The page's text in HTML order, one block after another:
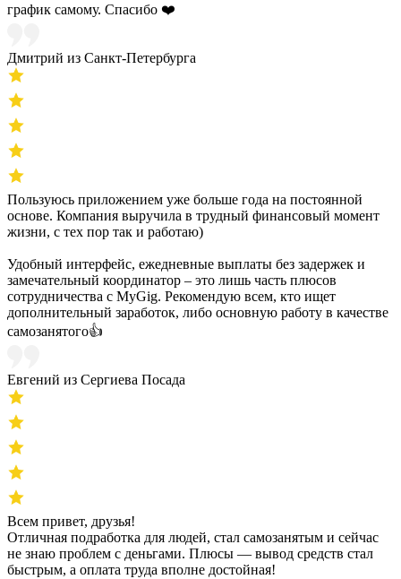
график самому. Спасибо ❤️
Дмитрий из Санкт-Петербурга
Пользуюсь приложением уже больше года на постоянной
основе. Компания выручила в трудный финансовый момент
жизни, с тех пор так и работаю)
Удобный интерфейс, ежедневные выплаты без задержек и
замечательный координатор – это лишь часть плюсов
сотрудничества с MyGig. Рекомендую всем, кто ищет
дополнительный заработок, либо основную работу в качестве
самозанятого👍
Евгений из Сергиева Посада
Всем привет, друзья!
Отличная подработка для людей, стал самозанятым и сейчас
не знаю проблем с деньгами. Плюсы — вывод средств стал
быстрым, а оплата труда вполне достойная!